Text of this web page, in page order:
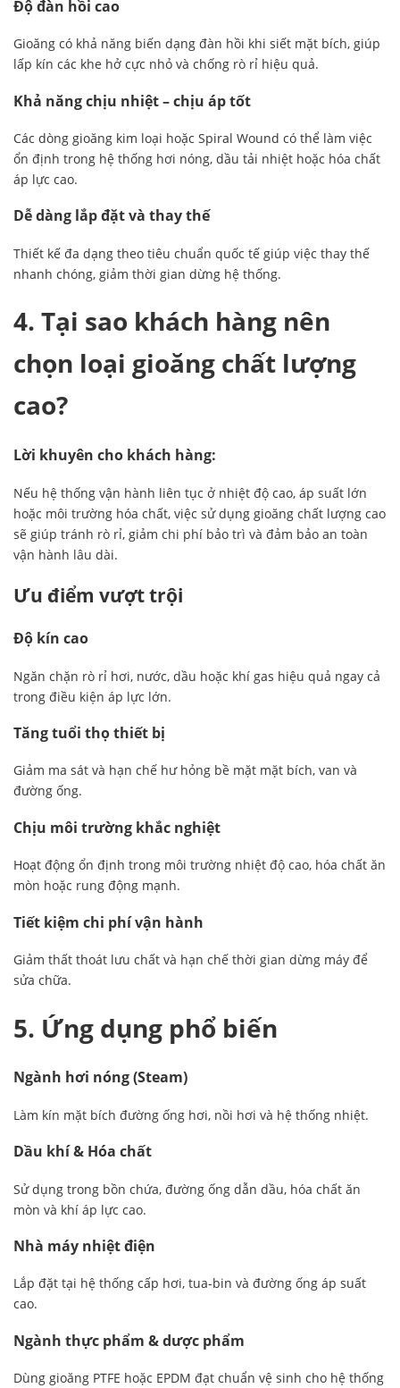
Độ đàn hồi cao
Gioăng có khả năng biến dạng đàn hồi khi siết mặt bích, giúp
lấp kín các khe hở cực nhỏ và chống rò rỉ hiệu quả.
Khả năng chịu nhiệt – chịu áp tốt
Các dòng gioăng kim loại hoặc Spiral Wound có thể làm việc
ổn định trong hệ thống hơi nóng, dầu tải nhiệt hoặc hóa chất
áp lực cao.
Dễ dàng lắp đặt và thay thế
Thiết kế đa dạng theo tiêu chuẩn quốc tế giúp việc thay thế
nhanh chóng, giảm thời gian dừng hệ thống.
4. Tại sao khách hàng nên
chọn loại gioăng chất lượng
cao?
Lời khuyên cho khách hàng:
Nếu hệ thống vận hành liên tục ở nhiệt độ cao, áp suất lớn
hoặc môi trường hóa chất, việc sử dụng gioăng chất lượng cao
sẽ giúp tránh rò rỉ, giảm chi phí bảo trì và đảm bảo an toàn
vận hành lâu dài.
Ưu điểm vượt trội
Độ kín cao
Ngăn chặn rò rỉ hơi, nước, dầu hoặc khí gas hiệu quả ngay cả
trong điều kiện áp lực lớn.
Tăng tuổi thọ thiết bị
Giảm ma sát và hạn chế hư hỏng bề mặt mặt bích, van và
đường ống.
Chịu môi trường khắc nghiệt
Hoạt động ổn định trong môi trường nhiệt độ cao, hóa chất ăn
mòn hoặc rung động mạnh.
Tiết kiệm chi phí vận hành
Giảm thất thoát lưu chất và hạn chế thời gian dừng máy để
sửa chữa.
5. Ứng dụng phổ biến
Ngành hơi nóng (Steam)
Làm kín mặt bích đường ống hơi, nồi hơi và hệ thống nhiệt.
Dầu khí & Hóa chất
Sử dụng trong bồn chứa, đường ống dẫn dầu, hóa chất ăn
mòn và khí áp lực cao.
Nhà máy nhiệt điện
Lắp đặt tại hệ thống cấp hơi, tua-bin và đường ống áp suất
cao.
Ngành thực phẩm & dược phẩm
Dùng gioăng PTFE hoặc EPDM đạt chuẩn vệ sinh cho hệ thống